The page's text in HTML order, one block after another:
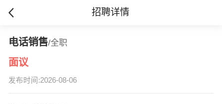
招聘详情
电话销售/全职
面议
发布时间:2026-08-06